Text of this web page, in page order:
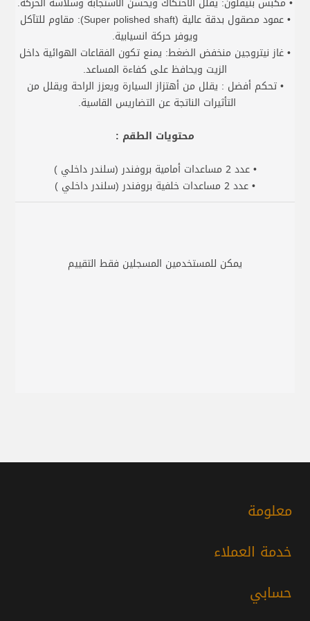
• عمود مصقول بدقة عالية (Super polished shaft): مقاوم للتآكل
ويوفر حركة انسيابية.
• غاز نيتروجين منخفض الضغط: يمنع تكون الفقاعات الهوائية داخل
الزيت ويحافظ على كفاءة المساعد.
• تحكم أفضل : يقلل من أهتزاز السيارة ويعزز الراحة ويقلل من
التأثيرات الناتجة عن التضاريس القاسية.
محتويات الطقم :
• عدد 2 مساعدات أمامية بروفندر (سلندر داخلي )
• عدد 2 مساعدات خلفية بروفندر (سلندر داخلي )
يمكن للمستخدمين المسجلين فقط التقييم
معلومة
خدمة العملاء
حسابي